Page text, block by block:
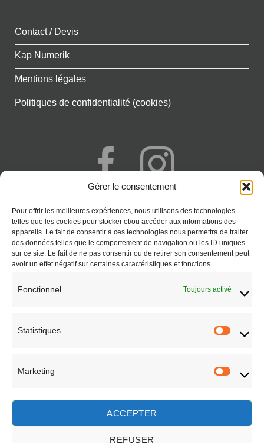
Gérer le consentement
Pour offrir les meilleures expériences, nous utilisons des technologies
telles que les cookies pour stocker et/ou accéder aux informations des
appareils. Le fait de consentir à ces technologies nous permettra de traiter
des données telles que le comportement de navigation ou les ID uniques
sur ce site. Le fait de ne pas consentir ou de retirer son consentement peut
avoir un effet négatif sur certaines caractéristiques et fonctions.
Fonctionnel Toujours activé
Statistiques
Marketing
ACCEPTER
REFUSER
Contact / Devis
Kap Numerik
Mentions légales
Politiques de confidentialité (cookies)
Saint-Paul - Réunion
CONTACT